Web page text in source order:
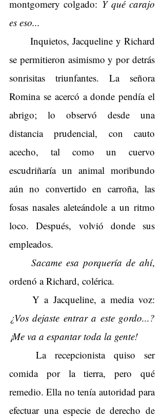
montgomery colgado: Y qué carajo
es eso...
Inquietos, Jacqueline y Richard
se permitieron asimismo y por detrás
sonrisitas triunfantes. La señora
Romina se acercó a donde pendía el
abrigo; lo observó desde una
distancia prudencial, con cauto
acecho, tal como un cuervo
escudriñaría un animal moribundo
aún no convertido en carroña, las
fosas nasales aleteándole a un ritmo
loco. Después, volvió donde sus
empleados.
Sacame esa porquería de ahí,
ordenó a Richard, colérica.
¿Vos dejaste entrar a este gordo...?
¡Me va a espantar toda la gente!
La recepcionista quiso ser
comida por la tierra, pero qué
remedio. Ella no tenía autoridad para
efectuar una especie de derecho de